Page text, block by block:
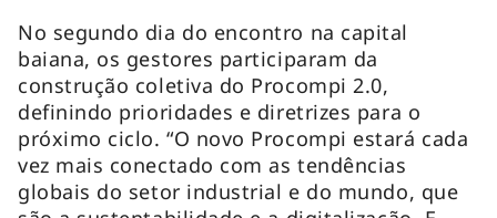
No segundo dia do encontro na capital
baiana, os gestores participaram da
construção coletiva do Procompi 2.0,
definindo prioridades e diretrizes para o
próximo ciclo. “O novo Procompi estará cada
vez mais conectado com as tendências
globais do setor industrial e do mundo, que